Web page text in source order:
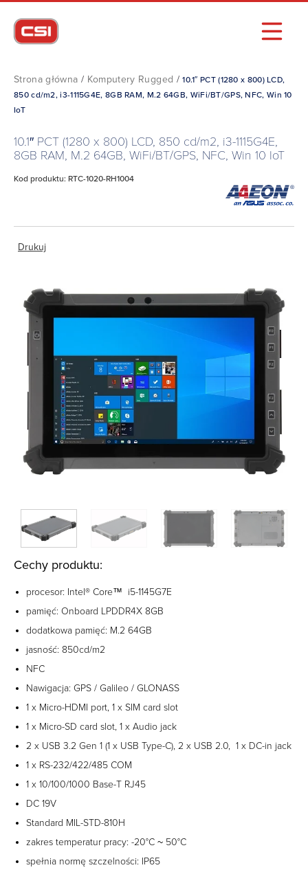
Strona główna / Komputery Rugged /10.1″ PCT (1280 x 800) LCD,
850 cd/m2, i3-1115G4E, 8GB RAM, M.2 64GB, WiFi/BT/GPS, NFC, Win 10
IoT
10.1″ PCT (1280 x 800) LCD, 850 cd/m2, i3-1115G4E,
8GB RAM, M.2 64GB, WiFi/BT/GPS, NFC, Win 10 IoT
Kod produktu: RTC-1020-RH1004
Drukuj
Cechy produktu:
procesor: Intel® Core™ i5-1145G7E
pamięć: Onboard LPDDR4X 8GB
dodatkowa pamięć: M.2 64GB
jasność: 850cd/m2
NFC
Nawigacja: GPS / Galileo / GLONASS
1 x Micro-HDMI port, 1 x SIM card slot
1 x Micro-SD card slot, 1 x Audio jack
2 x USB 3.2 Gen 1 (1 x USB Type-C), 2 x USB 2.0, 1 x DC-in jack
1 x RS-232/422/485 COM
1 x 10/100/1000 Base-T RJ45
DC 19V
Standard MIL-STD-810H
zakres temperatur pracy: -20°C ~ 50°C
spełnia normę szczelności: IP65